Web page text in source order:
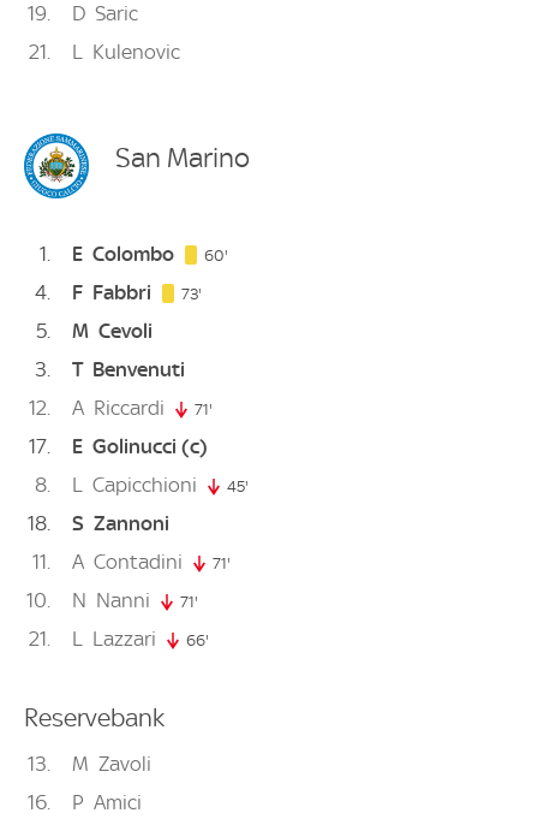
19 D Saric
21
L Kulenovic
San Marino
1 E Colombo 60'
4 F Fabbri 73'
5 M Cevoli
3
T Benvenuti
12
A Riccardi 71'
17 E Golinucci (c)
8
L Capicchioni 45'
18 S Zannoni
11
A Contadini 71'
10 N Nanni 71'
21 L Lazzari 66'
Reservebank
13 M Zavoli
16
P Amici